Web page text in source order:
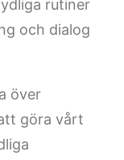
rutiner
och dialog
över
göra vårt